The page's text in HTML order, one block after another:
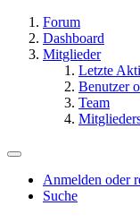
Forum
Dashboard
Mitglieder
Letzte
Benutzer
Team
Anmelden oder
Suche